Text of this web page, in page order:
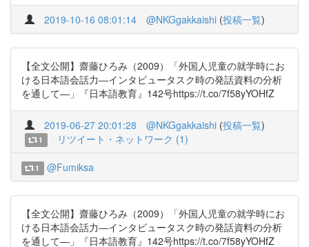
2019-10-16 08:01:14 @NKGgakkaishi (投稿一覧)
【全文公開】齋藤ひろみ（2009）「外国人児童の就学時にお
ける日本語会話力―インタビュータスク時の発話資料の分析
を通して―」『日本語教育』142号https://t.co/7f58yYOHfZ
2019-06-27 20:01:28 @NKGgakkaishi (投稿一覧)
1 リツイート・ネットワーク (1)
1 @Fumiksa
【全文公開】齋藤ひろみ（2009）「外国人児童の就学時にお
ける日本語会話力―インタビュータスク時の発話資料の分析
を通して―」『日本語教育』142号https://t.co/7f58yYOHfZ